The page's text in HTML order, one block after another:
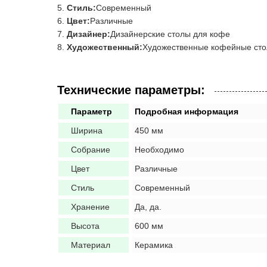
Стиль:Современный
Цвет:Различные
Дизайнер:Дизайнерские столы для кофе
Художественный:Художественные кофейные
Технические параметры:
Параметр
Подробная информация
Ширина
450 мм
Собрание
Необходимо
Цвет
Различные
Стиль
Современный
Хранение
Да, да.
Высота
600 мм
Материал
Керамика